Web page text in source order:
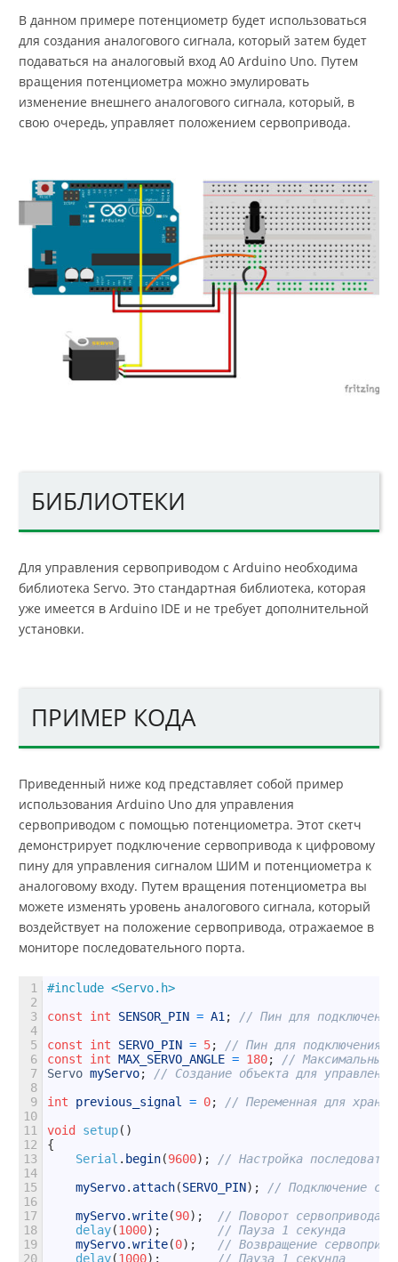
В данном примере потенциометр будет использоваться
для создания аналогового сигнала, который затем будет
подаваться на аналоговый вход A0 Arduino Uno. Путем
вращения потенциометра можно эмулировать
изменение внешнего аналогового сигнала, который, в
свою очередь, управляет положением сервопривода.
БИБЛИОТЕКИ
Для управления сервоприводом с Arduino необходима
библиотека Servo. Это стандартная библиотека, которая
уже имеется в Arduino IDE и не требует дополнительной
установки.
ПРИМЕР КОДА
Приведенный ниже код представляет собой пример
использования Arduino Uno для управления
сервоприводом с помощью потенциометра. Этот скетч
демонстрирует подключение сервопривода к цифровому
пину для управления сигналом ШИМ и потенциометра к
аналоговому входу. Путем вращения потенциометра вы
можете изменять уровень аналогового сигнала, который
воздействует на положение сервопривода, отражаемое в
мониторе последовательного порта.
1
2
3
4
5
6
7
8
9
10
11
12
13
14
15
16
17
18
19
20
#include <Servo.h>
const
int SENSOR_PIN = A1 ;
// Пин для подключения
const
int SERVO_PIN = 5;
// Пин для подключения
const
int MAX_SERVO_ANGLE = 180;
// Максимальный
Servo myServo;
// Создание объекта для управления
int
previous_signal = 0;
// Переменная для
void
setup( )
{
Serial . begin(9600) ;
// Настройка
myServo. attach(SERVO_PIN) ;
// Подключение
myServo.write(90) ;
// Поворот сервопривода
delay(1000) ;
// Пауза 1 секунда
myServo.write(0) ;
// Возвращение
delay(1000) ;
// Пауза 1 секунда